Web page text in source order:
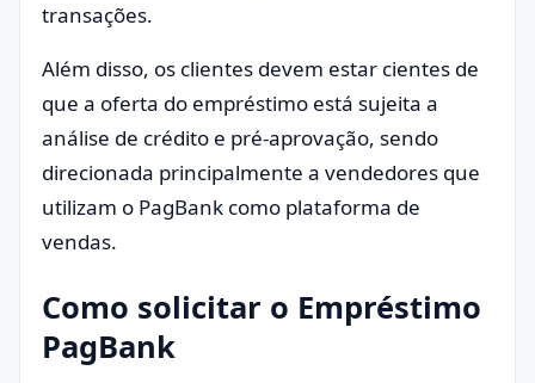
transações.
Além disso, os clientes devem estar cientes de
que a oferta do empréstimo está sujeita a
análise de crédito e pré-aprovação, sendo
direcionada principalmente a vendedores que
utilizam o PagBank como plataforma de
vendas.
Como solicitar o Empréstimo
PagBank